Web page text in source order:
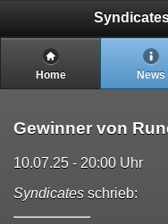
Home News
Gewinner von
10.07.25 - 20:00 Uhr
Syndicates schrieb: